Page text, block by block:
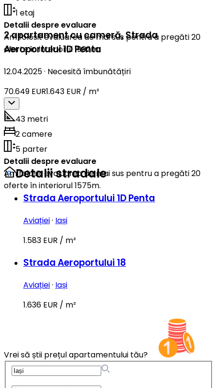
1 etaj
Detalii despre evaluare
Am folosit evaluarea de mai sus pentru a pregăti 20
oferte în interiorul 1902m.
2 apartament cu cameră,Strada
Aeroportului 1D Penta
12.04.2025· Necesită îmbunătățiri
70.649 EUR1.643 EUR / m²
43 metri
2 camere
5 parter
Detalii despre evaluare
Am folosit evaluarea de mai sus pentru a pregăti 20
oferte în interiorul 1575m.
Detalii stradale
Strada Aeroportului 1D Penta
Aviației· Iași
1.583 EUR / m²
Strada Aeroportului 18
Aviației· Iași
1.636 EUR / m²
Vrei să știi prețul apartamentului tău?